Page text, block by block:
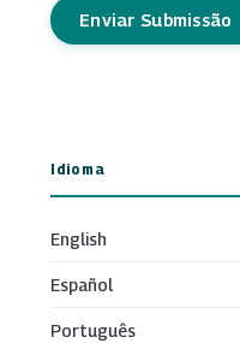
Enviar Submissão
Idioma
English
Español
Português